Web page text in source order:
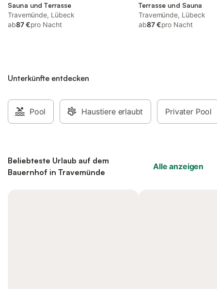
Sauna und Terrasse
Travemünde, Lübeck
ab87 €pro Nacht
Terrasse und Sauna
Travemünde, Lübeck
ab87 €pro Nacht
Unterkünfte entdecken
Pool Haustiere erlaubt Privater Pool
Beliebteste Urlaub auf dem
Bauernhof in Travemünde
Alle anzeigen